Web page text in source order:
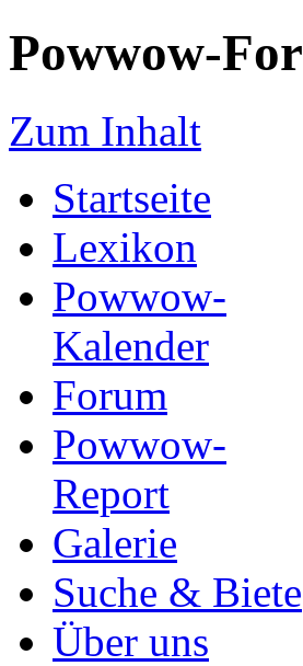
Powwow-
Zum Inhalt
Startseite
Lexikon
Powwow-
Kalender
Forum
Powwow-
Report
Galerie
Suche & Biete
Über uns